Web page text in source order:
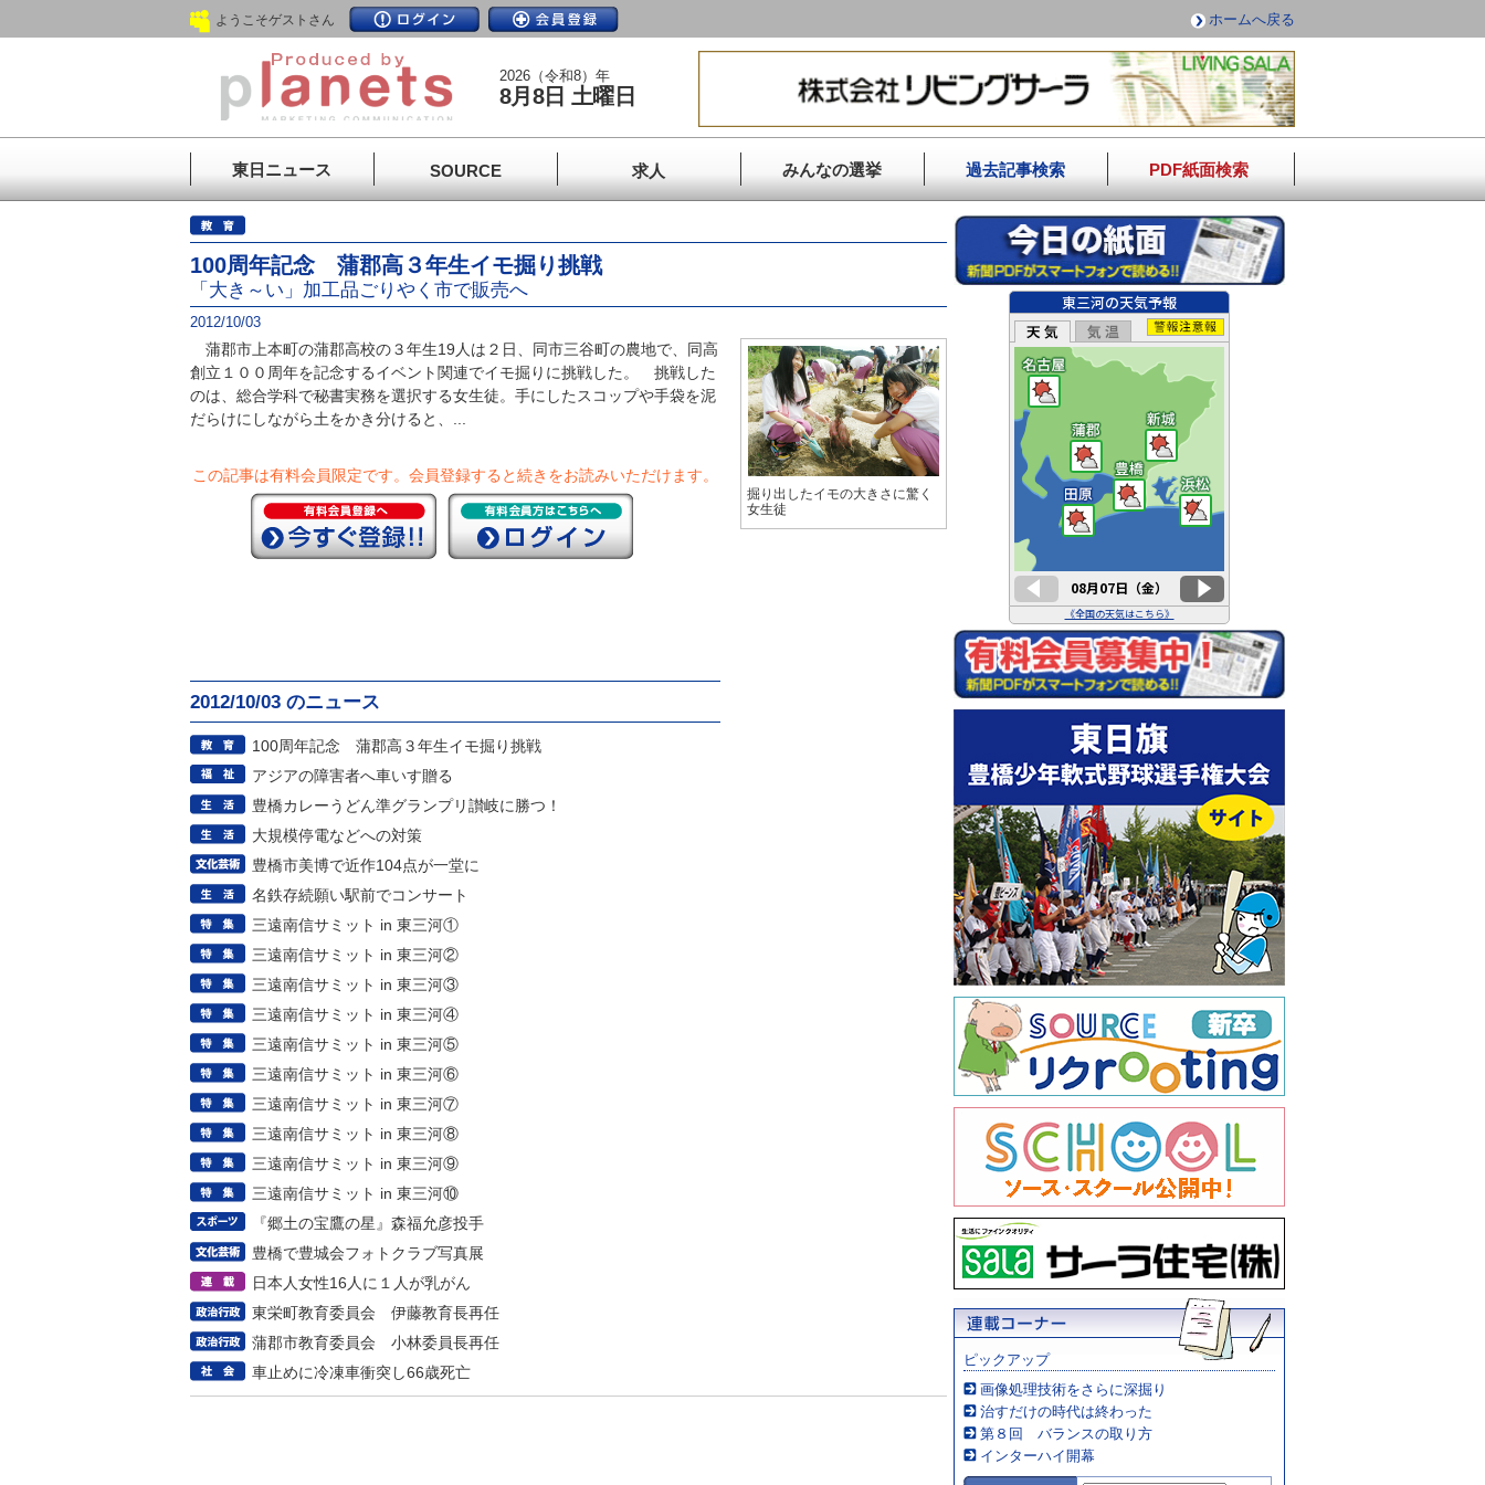
ようこそゲストさん ホームへ戻る
2026（令和8）年
8月8日 土曜日
東日ニュース SOURCE 求人 みんなの選挙 過去記事検索 PDF紙面検索
100周年記念 蒲郡高３年生イモ掘り挑戦
「大き～い」加工品ごりやく市で販売へ
2012/10/03
蒲郡市上本町の蒲郡高校の３年生19人は２日、同市三谷町の農地で、同高
創立１００周年を記念するイベント関連でイモ掘りに挑戦した。 挑戦した
のは、総合学科で秘書実務を選択する女生徒。手にしたスコップや手袋を泥
だらけにしながら土をかき分けると、...
この記事は有料会員限定です。 会員登録すると続きをお読みいただけます。
2012/10/03 のニュース
100周年記念 蒲郡高３年生イモ掘り挑戦
アジアの障害者へ車いす贈る
豊橋カレーうどん準グランプリ讃岐に勝つ！
大規模停電などへの対策
豊橋市美博で近作104点が一堂に
名鉄存続願い駅前でコンサート
三遠南信サミット in 東三河①
三遠南信サミット in 東三河②
三遠南信サミット in 東三河③
三遠南信サミット in 東三河④
三遠南信サミット in 東三河⑤
三遠南信サミット in 東三河⑥
三遠南信サミット in 東三河⑦
三遠南信サミット in 東三河⑧
三遠南信サミット in 東三河⑨
三遠南信サミット in 東三河⑩
『郷土の宝鷹の星』森福允彦投手
豊橋で豊城会フォトクラブ写真展
日本人女性16人に１人が乳がん
東栄町教育委員会 伊藤教育長再任
蒲郡市教育委員会 小林委員長再任
車止めに冷凍車衝突し66歳死亡
掘り出したイモの大きさに驚く
女生徒
ピックアップ
画像処理技術をさらに深掘り
治すだけの時代は終わった
第８回 バランスの取り方
インターハイ開幕